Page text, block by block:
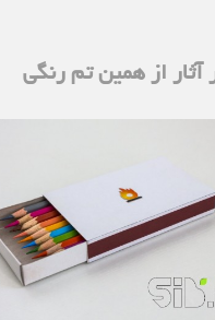
آثار از همین تم رنگی